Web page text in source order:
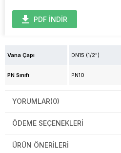
PDF İNDİR
Vana Çapı DN15 (1/2")
PN Sınıfı PN10
YORUMLAR(0)
ÖDEME SEÇENEKLERI
ÜRÜN ÖNERILERI